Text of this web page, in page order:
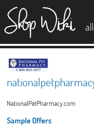
NationalPetPharmacy.com
Sample Offers